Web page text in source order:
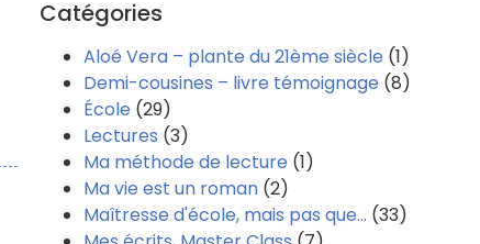
Catégories
Aloé Vera – plante du 21ème siècle (1)
Demi-cousines – livre témoignage (8)
École (29)
Lectures (3)
Ma méthode de lecture (1)
Ma vie est un roman(2)
Maîtresse d'école, mais pas que… (33)